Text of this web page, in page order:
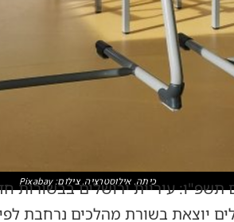
כיתה. אילוסטרציה. צילום: Pixabay
עיריית ירושלים בבשורות
יוצאת בשורת מהלכים נרחבת